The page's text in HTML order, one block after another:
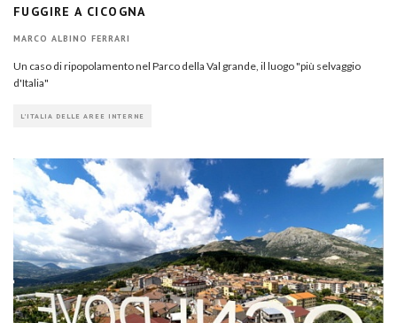
FUGGIRE A CICOGNA
MARCO ALBINO FERRARI
Un caso di ripopolamento nel Parco della Val grande, il luogo "più selvaggio
d'Italia"
L'ITALIA DELLE AREE INTERNE